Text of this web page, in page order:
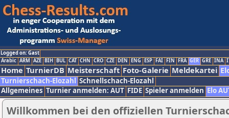
Logged on: Gast
Arabic ARM AZE BIH BUL CAT CHN CRO CZE DEN ENG ESP FAI FIN FRA GER GRE INA
Home TurnierDB Meisterschaft Foto-Galerie Meldekartei
Turnierschach-Elozahl Schnellschach-Elozahl
Allgemeines Turnier anmelden: AUT FIDE Spieler anmelden Elo
Willkommen bei den offiziellen